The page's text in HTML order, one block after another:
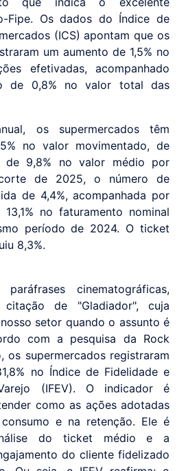
Fipe. Os dados do Índice de
(ICS) apontam que os
um aumento de 1,5% no
efetivadas, acompanhado
de 0,8% no valor total das
os supermercados têm
no valor movimentado, de
de 9,8% no valor médio por
de 2025, o número de
de 4,4%, acompanhada por
no faturamento nominal
período de 2024. O ticket
8,3%.
cinematográficas,
de "Gladiador", cuja
setor quando o assunto é
com a pesquisa da Rock
os supermercados registraram
no Índice de Fidelidade e
(IFEV). O indicador é
como as ações adotadas
e na retenção. Ele é
do ticket médio e a
do cliente fidelizado